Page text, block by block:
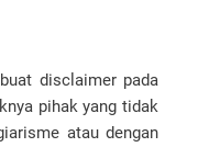
disclaimer pada
pihak yang tidak
atau dengan